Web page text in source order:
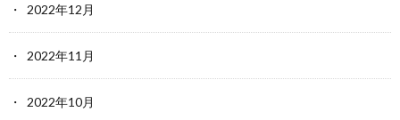
2022年12月
2022年11月
2022年10月